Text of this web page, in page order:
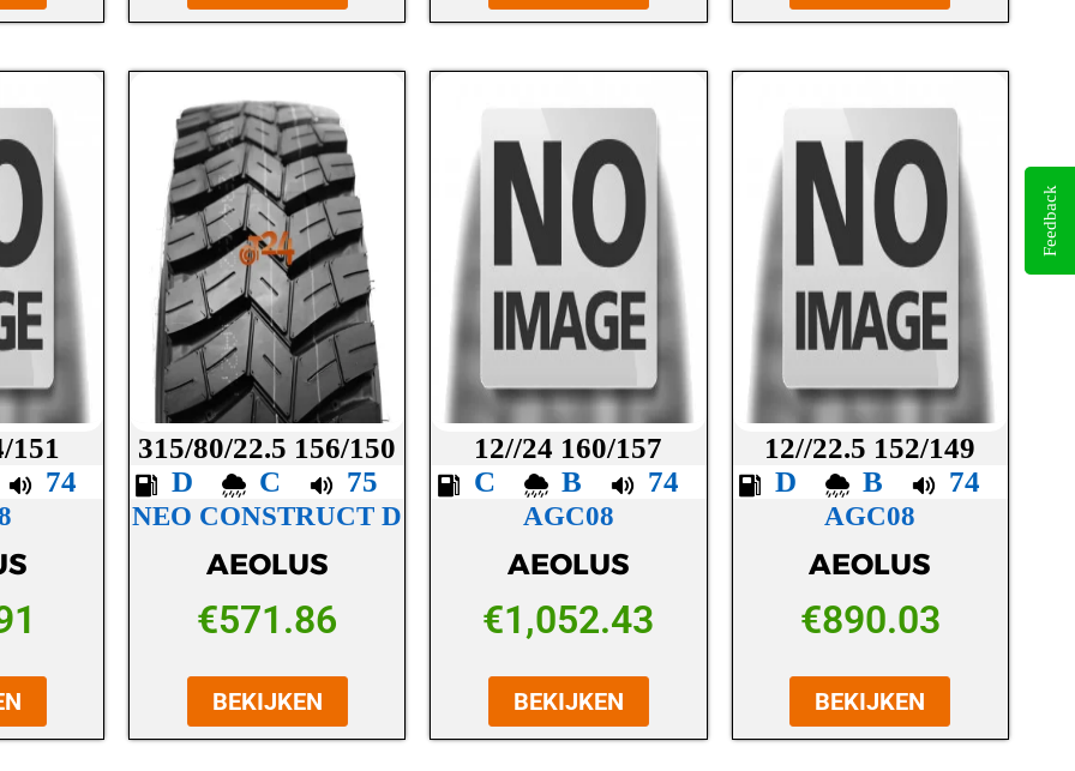
151
74
315/80/22.5 156/150
D
C 75
NEO CONSTRUCT D
AEOLUS
€571.86
BEKIJKEN
12//24 160/157
C
B 74
AGC08
AEOLUS
€1,052.43
BEKIJKEN
12//22.5 152/149
D
B 74
AGC08
AEOLUS
€890.03
BEKIJKEN
Feedback